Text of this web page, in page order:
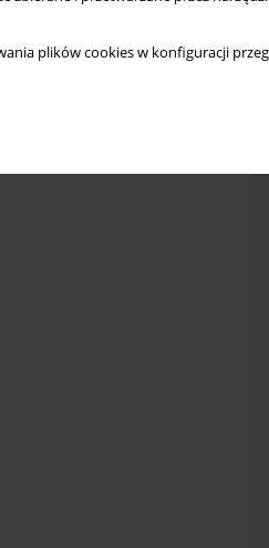
plików cookies w konfiguracji